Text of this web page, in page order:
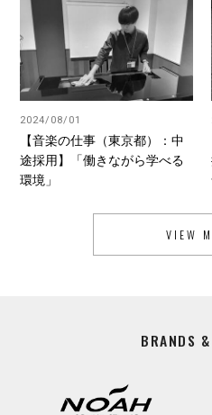
2024/08/01
【音楽の仕事（東京都）：中
途採用】「働きながら学べる
環境」
VIEW
BRANDS